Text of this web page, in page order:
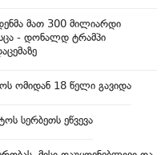
მათ 300 მილიარდი
- დონალდ ტრამპი
ომიდან 18 წელი გავიდა
სერბეთს ეწვევა